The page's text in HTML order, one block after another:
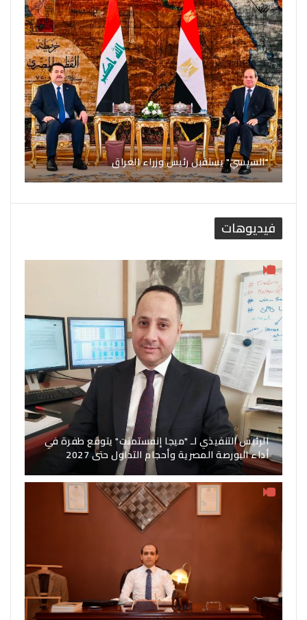
"السيسي" يستقبل رئيس وزراء العراق
فيديوهات
الرئيس التنفيذي لـ "ميجا إنفستمنت" يتوقع طفرة في
أداء البورصة المصرية وأحجام التداول حتى 2027